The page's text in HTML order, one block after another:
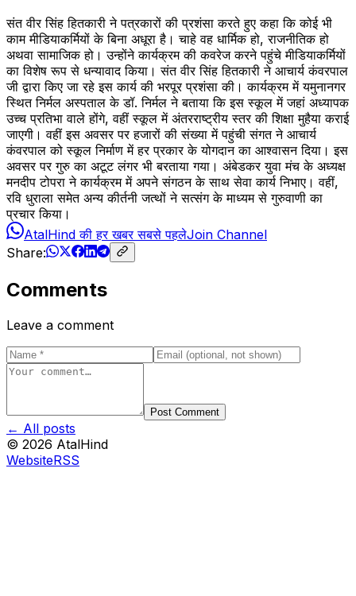
संत वीर सिंह हितकारी ने पत्रकारों की प्रशंसा करते हुए कहा कि कोई भी
काम मीडियाकर्मियों के बिना अधूरा है। चाहे वह धार्मिक हो, राजनीतिक हो
अथवा सामाजिक हो। उन्होंने कार्यक्रम की कवरेज करने पहुंचे मीडियाकर्मियों
का विशेष रूप से धन्यावाद किया। संत वीर सिंह हितकारी ने आचार्य कंवरपाल
जी द्वारा किए जा रहे इस कार्य की भरपूर प्रशंसा की। कार्यक्रम में यमुनानगर
स्थित निर्मल अस्पताल के डॉ. निर्मल ने बताया कि इस स्कूल में जहां अध्यापक
उच्च प्रतिभा वाले होंगे, वहीं स्कूल में अंतरराष्ट्रीय स्तर की शिक्षा मुहैया कराई
जाएगी। वहीं इस अवसर पर हजारों की संख्या में पहुंची संगत ने आचार्य
कंवरपाल को स्कूल निर्माण में हर प्रकार के योगदान का आश्वासन दिया। इस
अवसर पर गुरु का अटूट लंगर भी बरताया गया। अंबेडकर युवा मंच के अध्यक्ष
मनदीप टोपरा ने कार्यक्रम में अपने संगठन के साथ सेवा कार्य निभाए। वहीं,
रवि धुराला समेत अन्य कीर्तनी जत्थों ने सत्संग के माध्यम से गुरुवाणी का
प्रचार किया।
AtalHind की हर खबर सबसे पहलेJoin Channel
Share:
Comments
Leave a comment
Post Comment
← All posts
© 2026 AtalHind
WebsiteRSS